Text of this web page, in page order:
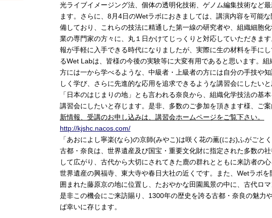
光ライブイメージング法、個体の透明化技術、ゲノム編集技術など
ます。さらに、8月4日のWetラボにおきましては、講演内容を可能
備しており、これらの技法に精通した第一線の研究者や、組織細胞
業の専門家の方々に、丸１日かけてじっくりと対応していただきま
報が手軽に入手できる時代になりましたが、実際に生の材料を手に
るWet Labは、皆様の今後の実験等に大変有用であると思います。
方には一から学べるような、中級者・上級者の方には自分の手技や
しく学び、さらに先進的な応用を追求できるような講習会にしたいと
「日本のはじまりの地」とも言われる奈良から、組織化学技法の基
講習会にしたいと存じます。是非、多数のご参加を頂きます様、ご案
新情報、受講のお申し込みは、講習会ホームページをご覧下さい。
http://kjshc.nacos.com/
「あおによし寧楽(なら)の京師(みやこ)は咲く花の薫(にお)ふがごと
古都・奈良は、世界遺産及び国宝・重要文化財に指定された多数の
して広がり、古代から大切にされてきた鹿の群れとともに来訪者の
世界遺産の興福寺、東大寺や春日大社の近くです。また、Wetラボ
囲まれた藤原京の地に位置し、たおやかな田園風景の中に、古代ロ
是非この機会にご来訪賜り、1300年の歴史を誇る古都・奈良の魅力
ば幸いに存じます。